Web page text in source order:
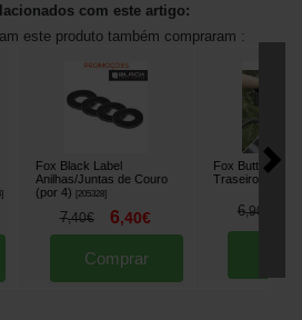
com este artigo:
este produto também compraram :
]
Fox Black Label
Anilhas/Juntas de Couro
(por 4)
[205328]
7,40€ 6,40€
Comprar
Fox Butt Grip
Traseiro
6,90